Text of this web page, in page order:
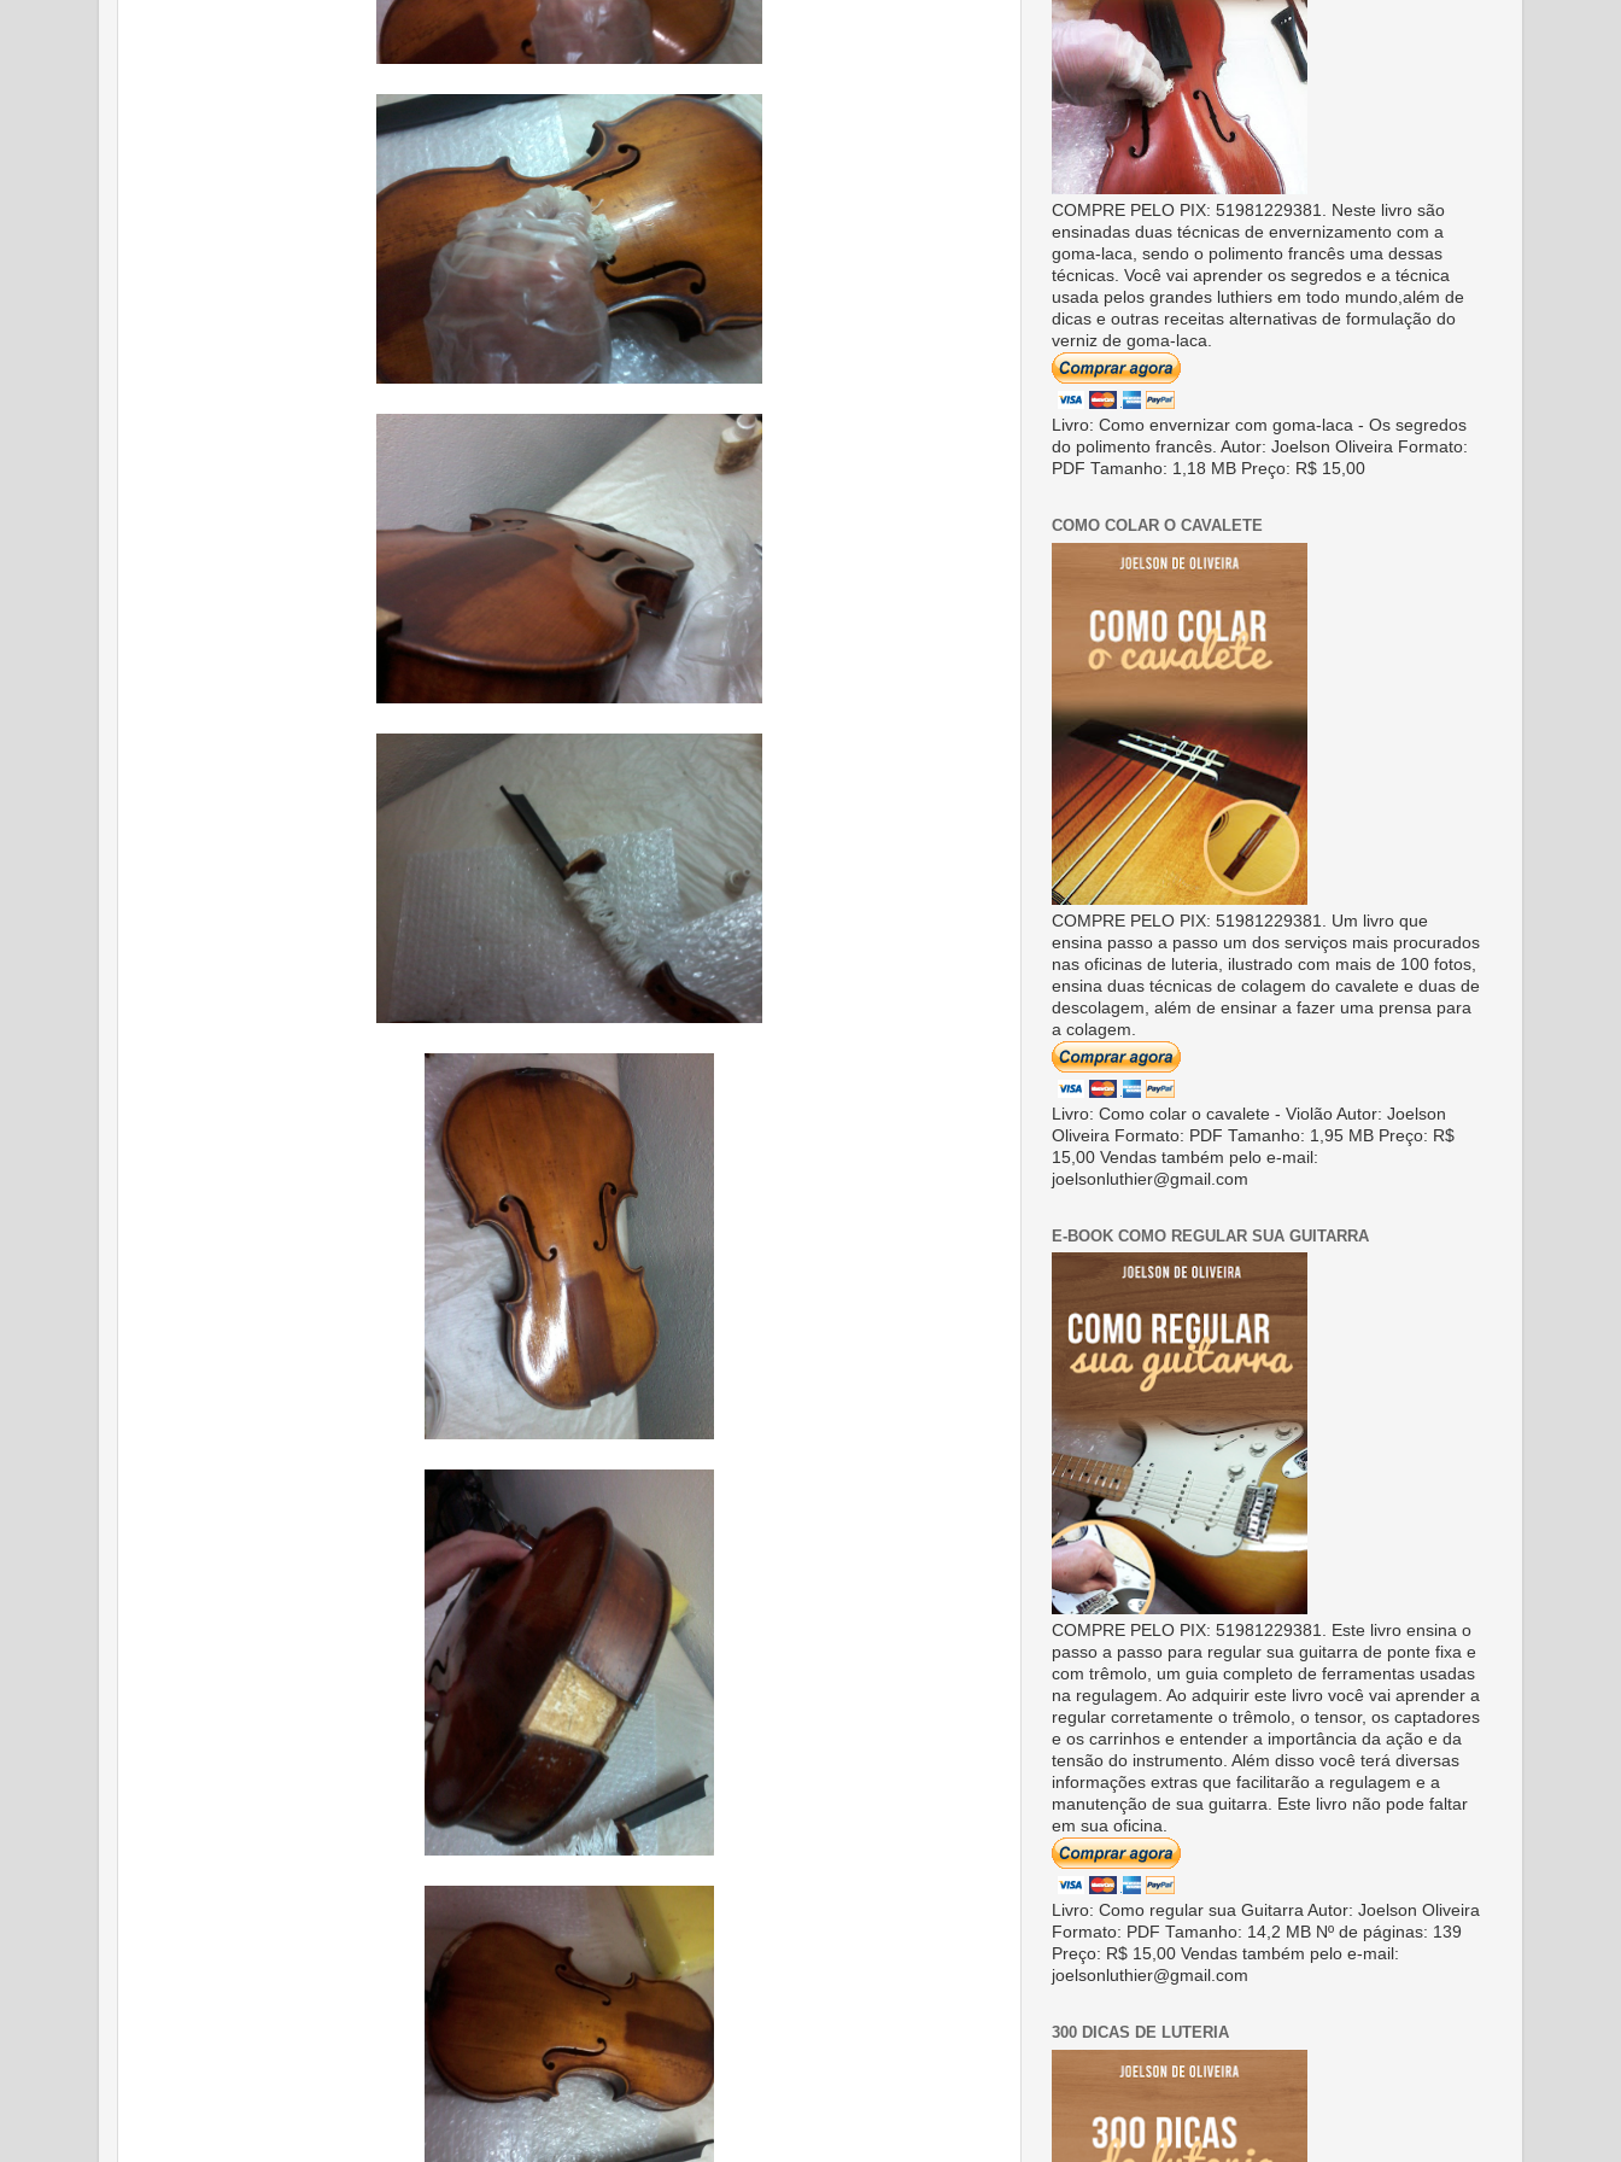
COMPRE PELO PIX: 51981229381. Neste livro são
ensinadas duas técnicas de envernizamento com a
goma-laca, sendo o polimento francês uma dessas
técnicas. Você vai aprender os segredos e a técnica
usada pelos grandes luthiers em todo mundo,além de
dicas e outras receitas alternativas de formulação do
verniz de goma-laca.
Livro: Como envernizar com goma-laca - Os segredos
do polimento francês. Autor: Joelson Oliveira Formato:
PDF Tamanho: 1,18 MB Preço: R$ 15,00
COMO COLAR O CAVALETE
COMPRE PELO PIX: 51981229381. Um livro que
ensina passo a passo um dos serviços mais procurados
nas oficinas de luteria, ilustrado com mais de 100 fotos,
ensina duas técnicas de colagem do cavalete e duas de
descolagem, além de ensinar a fazer uma prensa para
a colagem.
Livro: Como colar o cavalete - Violão Autor: Joelson
Oliveira Formato: PDF Tamanho: 1,95 MB Preço: R$
15,00 Vendas também pelo e-mail:
joelsonluthier@gmail.com
E-BOOK COMO REGULAR SUA GUITARRA
COMPRE PELO PIX: 51981229381. Este livro ensina o
passo a passo para regular sua guitarra de ponte fixa e
com trêmolo, um guia completo de ferramentas usadas
na regulagem. Ao adquirir este livro você vai aprender a
regular corretamente o trêmolo, o tensor, os captadores
e os carrinhos e entender a importância da ação e da
tensão do instrumento. Além disso você terá diversas
informações extras que facilitarão a regulagem e a
manutenção de sua guitarra. Este livro não pode faltar
em sua oficina.
Livro: Como regular sua Guitarra Autor: Joelson Oliveira
Formato: PDF Tamanho: 14,2 MB Nº de páginas: 139
Preço: R$ 15,00 Vendas também pelo e-mail:
joelsonluthier@gmail.com
300 DICAS DE LUTERIA